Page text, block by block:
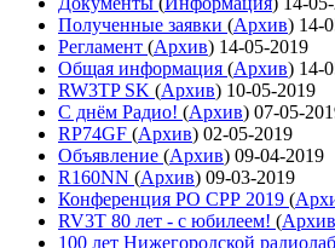
Полученные заявки (Архив) 14-
Регламент (Архив) 14-05-2019
Общая информация (Архив) 14-
RW3TP SK (Архив) 10-05-2019
С днём Радио! (Архив) 07-05-
RP74GF (Архив) 02-05-2019
Объявление (Архив) 09-04-2019
R160NN (Архив) 09-03-2019
Конференция РО СРР 2019 (
RV3T 80 лет - с юбилеем! (Архив
100 лет Нижегородской